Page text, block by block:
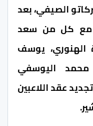
الصيفي، بعد
مع كل من سعد
الهنوري، يوسف
محمد اليوسفي
عقد اللاعبين